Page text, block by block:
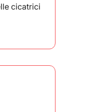
cicatrici